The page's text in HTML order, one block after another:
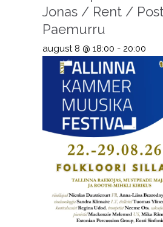
Jonas / Rent /
Paemurru
august 8 @ 18:00 - 20:00